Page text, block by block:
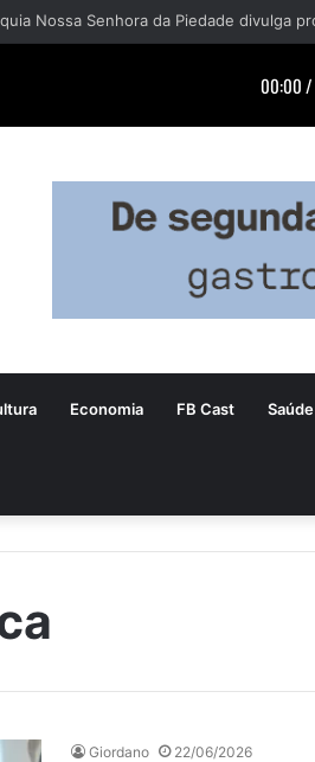
Economia FB Cast Saúde
Giordano 22/06/2026